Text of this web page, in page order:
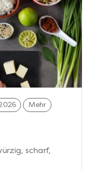
Mehr
scharf,